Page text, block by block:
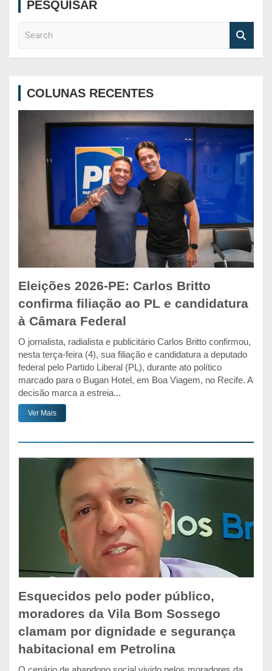
PESQUISAR
COLUNAS RECENTES
Eleições 2026-PE: Carlos Britto
confirma filiação ao PL e candidatura
à Câmara Federal
O jornalista, radialista e publicitário Carlos Britto confirmou,
nesta terça-feira (4), sua filiação e candidatura a deputado
federal pelo Partido Liberal (PL), durante ato político
marcado para o Bugan Hotel, em Boa Viagem, no Recife. A
decisão marca a estreia...
Ver Mais
Esquecidos pelo poder público,
moradores da Vila Bom Sossego
clamam por dignidade e segurança
habitacional em Petrolina